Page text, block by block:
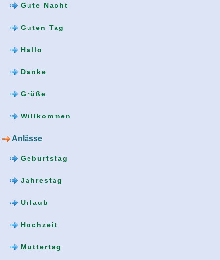
Gute Nacht
Guten Tag
Hallo
Danke
Grüße
Willkommen
Anlässe
Geburtstag
Jahrestag
Urlaub
Hochzeit
Muttertag